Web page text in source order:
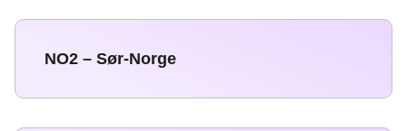
NO2 – Sør-Norge